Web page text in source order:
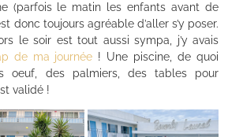
(parfois le matin les enfants avant de
donc toujours agréable d’aller s’y poser.
le soir est tout aussi sympa, j’y avais
de ma journée ! Une piscine, de quoi
oeuf, des palmiers, des tables pour
validé !